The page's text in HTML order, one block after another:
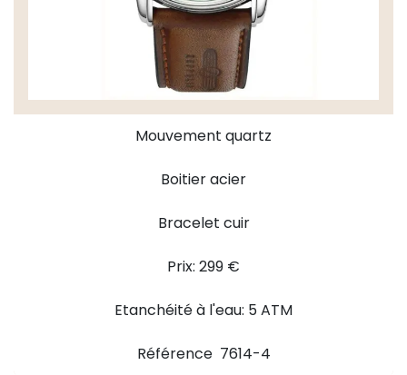
Mouvement quartz
Boitier acier
Bracelet cuir
Prix: 299 €
Etanchéité à l'eau: 5 ATM
Référence 7614-4